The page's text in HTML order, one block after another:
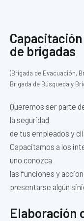
de brigadas
(Brigada de Evacuación,
Brigada de Búsqueda y
Queremos ser parte
la seguridad
de tus empleados y
Capacitamos a los
uno conozca
las funciones y
presentarse algún
Elaboración